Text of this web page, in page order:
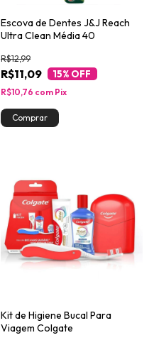
Escova de Dentes J&J Reach
Ultra Clean Média 40
R$11,09
R$12,99
15% OFF
R$10,76 com Pix
Kit de Higiene Bucal Para
Viagem Colgate